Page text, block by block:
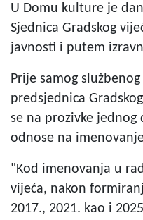
U Domu kulture je
Sjednica Gradskog
javnosti i putem
Prije samog
predsjednica
se na prozivke jednog
odnose na
"Kod imenovanja u
vijeća, nakon
2017., 2021. kao i